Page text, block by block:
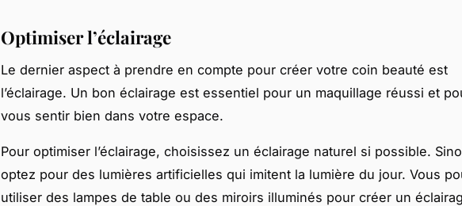
Optimiser l’éclairage
Le dernier aspect à prendre en compte pour créer votre coin beauté est
l’éclairage. Un bon éclairage est essentiel pour un maquillage réussi et
vous sentir bien dans votre espace.
Pour optimiser l’éclairage, choisissez un éclairage naturel si possible.
optez pour des lumières artificielles qui imitent la lumière du jour. Vous
utiliser des lampes de table ou des miroirs illuminés pour créer un